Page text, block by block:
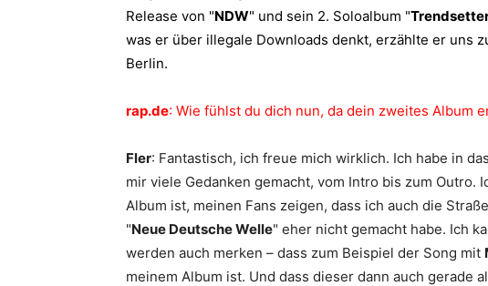
Release von "NDW" und sein 2. Soloalbum "
was er über illegale Downloads denkt, erzählte er uns
Berlin.
rap.de: Wie fühlst du dich nun, da dein zweites Album
Fler: Fantastisch, ich freue mich wirklich. Ich habe in
mir viele Gedanken gemacht, vom Intro bis zum Outro.
Album ist, meinen Fans zeigen, dass ich auch die
"Neue Deutsche Welle" eher nicht gemacht habe. Ich
werden auch merken – dass zum Beispiel der Song mit
meinem Album ist. Und dass dieser dann auch gerade